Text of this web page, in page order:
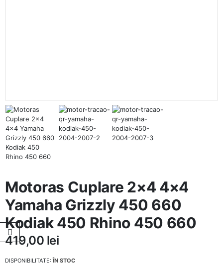
Motoras Cuplare 2×4 4×4
Yamaha Grizzly 450 660
Kodiak 450 Rhino 450 660
419,00 lei
DISPONIBILITATE: ÎN STOC